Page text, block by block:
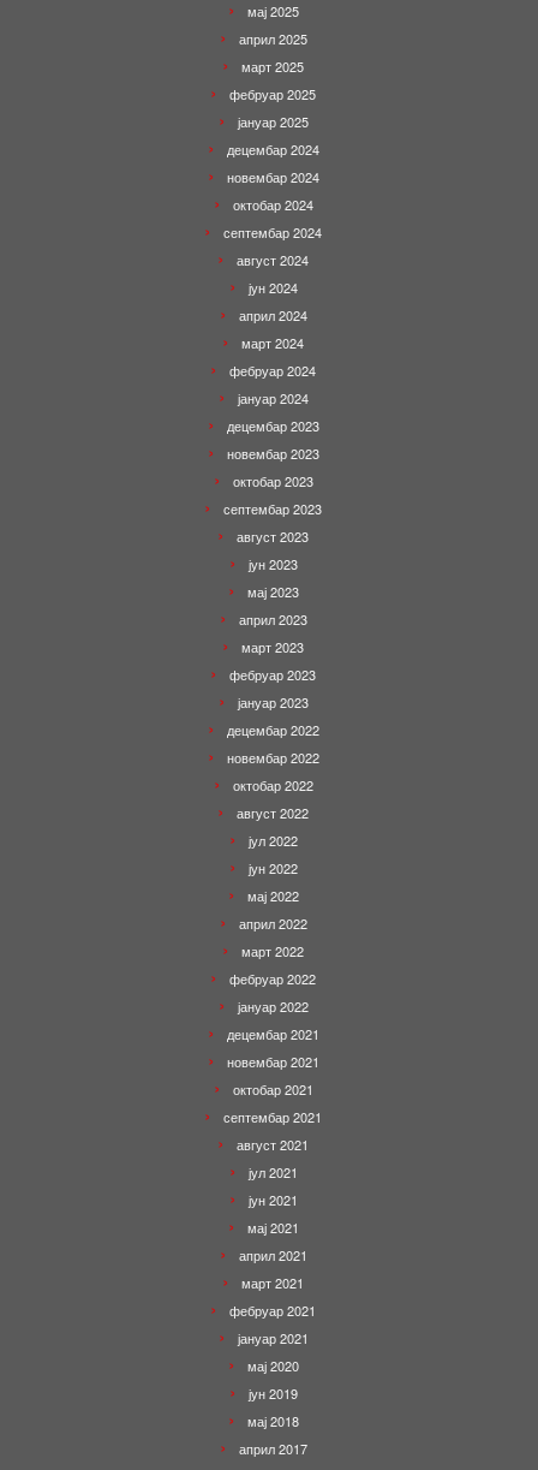
мај 2025
април 2025
март 2025
фебруар 2025
јануар 2025
децембар 2024
новембар 2024
октобар 2024
септембар 2024
август 2024
јун 2024
април 2024
март 2024
фебруар 2024
јануар 2024
децембар 2023
новембар 2023
октобар 2023
септембар 2023
август 2023
јун 2023
мај 2023
април 2023
март 2023
фебруар 2023
јануар 2023
децембар 2022
новембар 2022
октобар 2022
август 2022
јул 2022
јун 2022
мај 2022
април 2022
март 2022
фебруар 2022
јануар 2022
децембар 2021
новембар 2021
октобар 2021
септембар 2021
август 2021
јул 2021
јун 2021
мај 2021
април 2021
март 2021
фебруар 2021
јануар 2021
мај 2020
јун 2019
мај 2018
април 2017